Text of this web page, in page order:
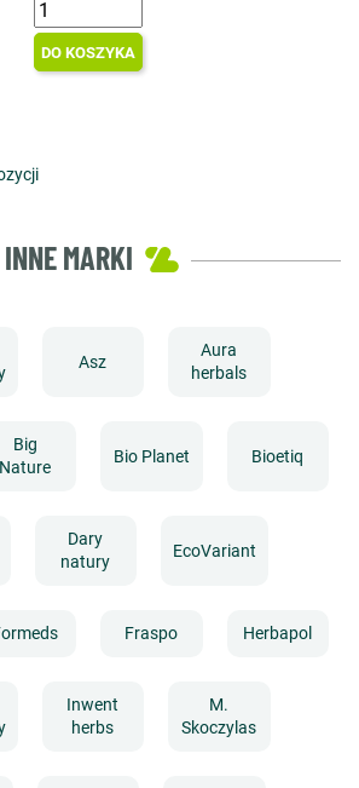
DO KOSZYKA
INNE MARKI
Asz
Aura
herbals
Big
Nature
Bio Planet Bioetiq
Dary
natury
EcoVariant
Fraspo Herbapol
Inwent
herbs
M.
Skoczylas